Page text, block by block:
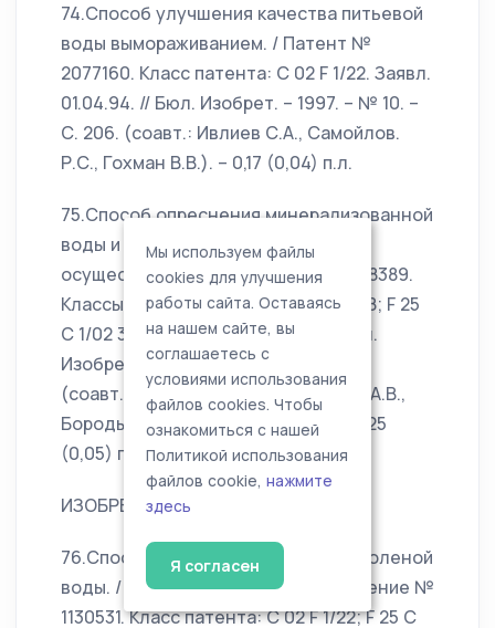
74.Способ улучшения качества питьевой
воды вымораживанием. / Патент №
2077160. Класс патента: C 02 F 1/22. Заявл.
01.04.94. // Бюл. Изобрет. – 1997. – № 10. –
С. 206. (соавт.: Ивлиев С.А., Самойлов.
Р.С., Гохман В.В.). – 0,17 (0,04) п.л.
75.Способ опреснения минерализованной
воды и устройство для его
осуществления. / Патент РФ № 2178389.
Классы патента: C 02 F 1/22; F 103:08; F 25
C 1/02 3/04. Заявл. 17.07.2000. // Бюл.
Изобрет. – 2002. – № 2. – С. 215–216.
(соавт.: Конторович И.И., Колганов А.В.,
Бородычев В.В., Салдаев А.М.). – 0,25
(0,05) п.л.
ИЗОБРЕТЕНИЯ
76.Способ опреснения морской и соленой
воды. / Свидетельство на изобретение №
1130531. Класс патента: C 02 F 1/22; F 25 C
Мы используем файлы
cookies для улучшения
работы сайта. Оставаясь
на нашем сайте, вы
соглашаетесь с
условиями использования
файлов cookies. Чтобы
ознакомиться с нашей
Политикой использования
файлов cookie, нажмите
здесь
Я согласен